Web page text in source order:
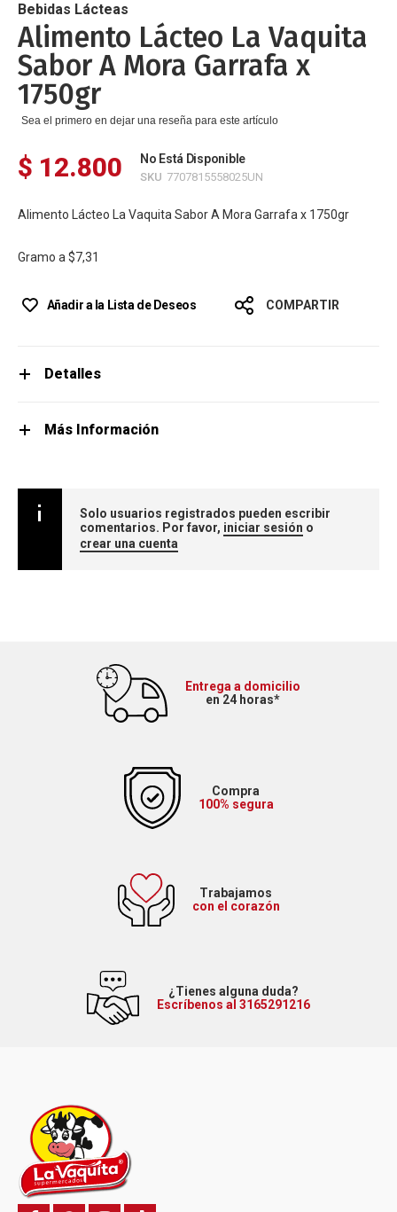
de
la
galería
de
imágenes
Bebidas Lácteas
Alimento Lácteo La Vaquita
Sabor A Mora Garrafa x
1750gr
Sea el primero en dejar una reseña para este artículo
$ 12.800 No Está Disponible
SKU 7707815558025UN
Alimento Lácteo La Vaquita Sabor A Mora Garrafa x 1750gr
Gramo a $7,31
Añadir a la Lista de Deseos COMPARTIR
Detalles
Más Información
Solo usuarios registrados pueden escribir
comentarios. Por favor, iniciar sesión o
crear una cuenta
Entrega a domicilio
en 24 horas*
Compra
100% segura
Trabajamos
con el corazón
¿Tienes alguna duda?
Escríbenos al 3165291216